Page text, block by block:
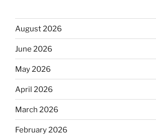
August 2026
June 2026
May 2026
April 2026
March 2026
February 2026